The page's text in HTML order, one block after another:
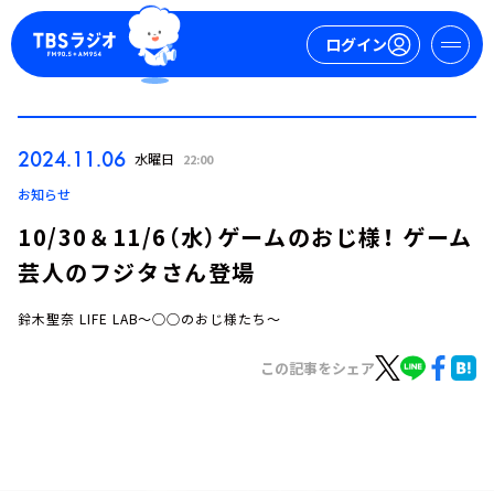
ログイン
2024.11.06 水曜日 22:00
お知らせ
10/30＆11/6（水）ゲームのおじ様！ ゲーム
芸人のフジタさん登場
鈴木聖奈 LIFE LAB～○○のおじ様たち～
この記事をシェア